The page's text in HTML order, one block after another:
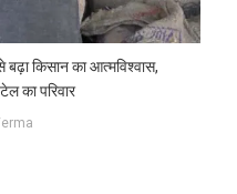
बढ़ा किसान का आत्मविश्वास,
का परिवार